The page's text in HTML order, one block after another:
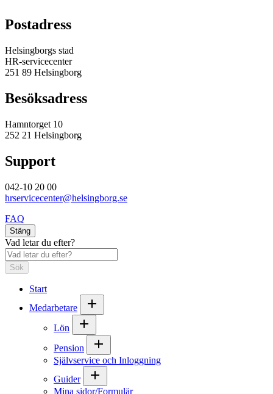
Postadress
Helsingborgs stad
HR-servicecenter
251 89 Helsingborg
Besöksadress
Hamntorget 10
252 21 Helsingborg
Support
042-10 20 00
hrservicecenter@helsingborg.se
FAQ
Stäng
Vad letar du efter?
Sök
Start
Medarbetare
Lön
Pension
Självservice och Inloggning
Guider
Mina sidor/Formulär